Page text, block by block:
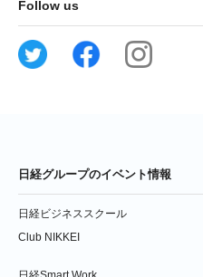
Follow us
日経グループのイベント情報
日経ビジネススクール
Club NIKKEI